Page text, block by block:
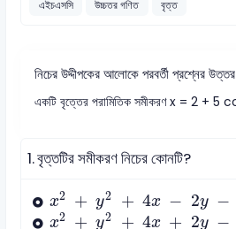
এইচএসসি উচ্চতর গণিত বৃত্ত
নিচের উদ্দীপকের আলোকে পরবর্তী প্রশ্নের
একটি বৃত্তের পরামিতিক সমীকরণ x = 2 +
1.বৃত্তটির সমীকরণ নিচের কোনটি?
x2 + y2 + 4x − 2y −
x2 + y2 x- - 20
x2 + y2 + 4x + 2y −
x2 + y2 x+ 2 -20